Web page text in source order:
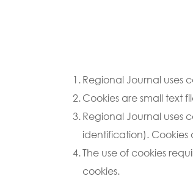
Regional Journal uses
Cookies are small text
Regional Journal uses
identification). Cookies
The use of cookies
cookies.